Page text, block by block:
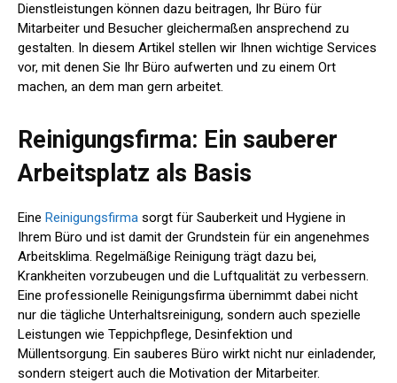
Dienstleistungen können dazu beitragen, Ihr Büro für
Mitarbeiter und Besucher gleichermaßen ansprechend zu
gestalten. In diesem Artikel stellen wir Ihnen wichtige Services
vor, mit denen Sie Ihr Büro aufwerten und zu einem Ort
machen, an dem man gern arbeitet.
Reinigungsfirma: Ein sauberer
Arbeitsplatz als Basis
Eine Reinigungsfirma sorgt für Sauberkeit und Hygiene in
Ihrem Büro und ist damit der Grundstein für ein angenehmes
Arbeitsklima. Regelmäßige Reinigung trägt dazu bei,
Krankheiten vorzubeugen und die Luftqualität zu verbessern.
Eine professionelle Reinigungsfirma übernimmt dabei nicht
nur die tägliche Unterhaltsreinigung, sondern auch spezielle
Leistungen wie Teppichpflege, Desinfektion und
Müllentsorgung. Ein sauberes Büro wirkt nicht nur einladender,
sondern steigert auch die Motivation der Mitarbeiter.